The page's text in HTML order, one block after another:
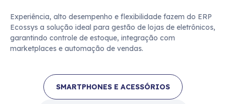
Experiência, alto desempenho e flexibilidade fazem do ERP
Ecossys a solução ideal para gestão de lojas de eletrônicos,
garantindo controle de estoque, integração com
marketplaces e automação de vendas.
SMARTPHONES E ACESSÓRIOS